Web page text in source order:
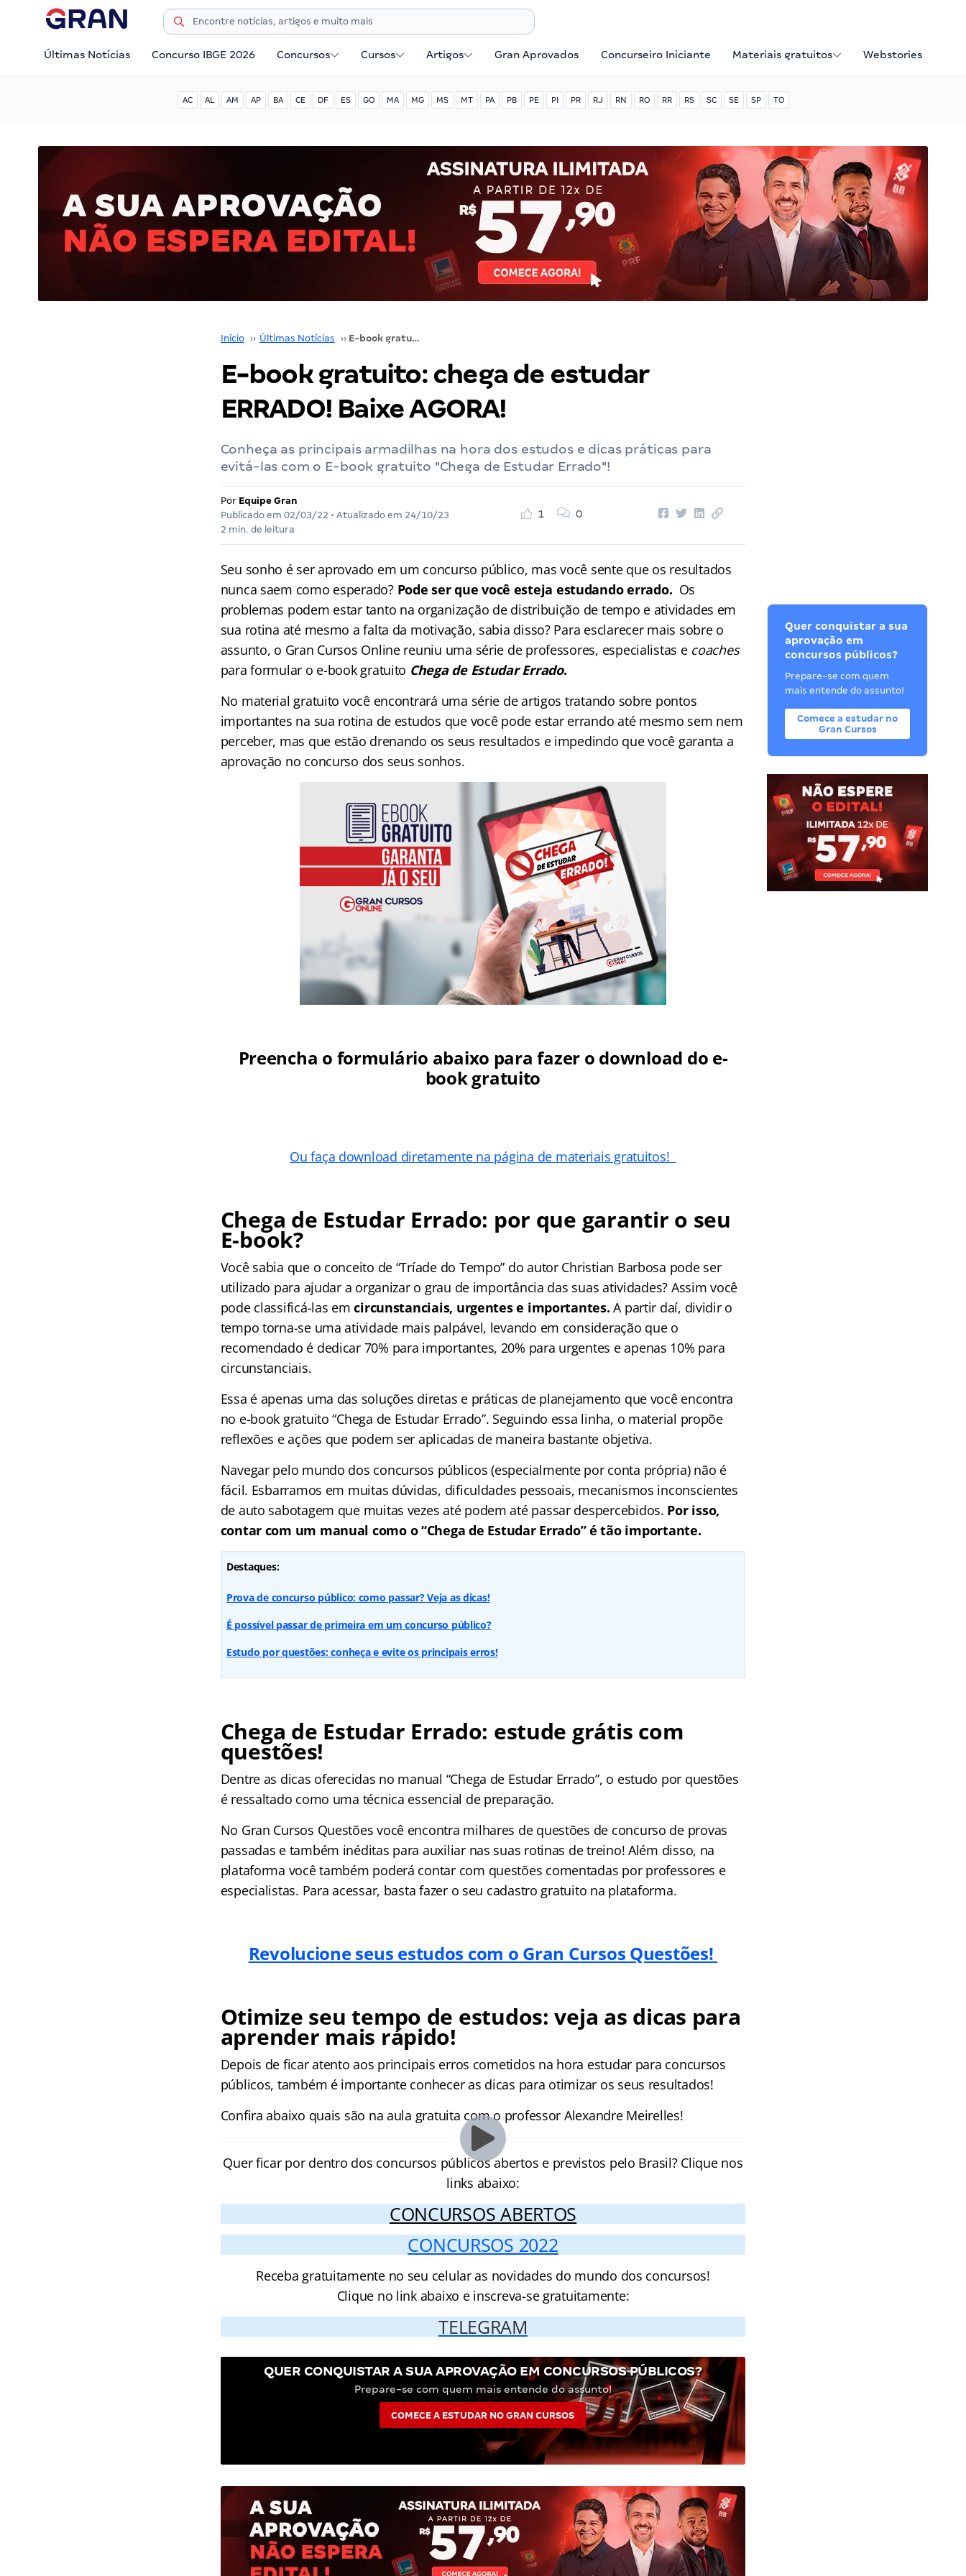
Últimas Notícias Concurso IBGE 2026 Concursos Cursos Artigos Gran Aprovados Concurseiro Iniciante Materiais gratuitos Webstories
AC AL AM AP BA CE DF ES GO MA MG MS MT PA PB PE PI PR RJ RN RO RR RS SC SE SP TO
Início ›› Últimas Notícias ›› E-book gratuito: chega de estudar ERRADO! Baixe AGORA!
E-book gratuito: chega de estudar
ERRADO! Baixe AGORA!
Conheça as principais armadilhas na hora dos estudos e dicas práticas para
evitá-las com o E-book gratuito "Chega de Estudar Errado"!
Por Equipe Gran
Publicado em 02/03/22 • Atualizado em 24/10/23
2 min. de leitura
1 0
Seu sonho é ser aprovado em um concurso público, mas você sente que os resultados
nunca saem como esperado? Pode ser que você esteja estudando errado. Os
problemas podem estar tanto na organização de distribuição de tempo e atividades em
sua rotina até mesmo a falta da motivação, sabia disso? Para esclarecer mais sobre o
assunto, o Gran Cursos Online reuniu uma série de professores, especialistas e coaches
para formular o e-book gratuito Chega de Estudar Errado.
No material gratuito você encontrará uma série de artigos tratando sobre pontos
importantes na sua rotina de estudos que você pode estar errando até mesmo sem nem
perceber, mas que estão drenando os seus resultados e impedindo que você garanta a
aprovação no concurso dos seus sonhos.
Preencha o formulário abaixo para fazer o download do e-
book gratuito
Ou faça download diretamente na página de materiais gratuitos!
Chega de Estudar Errado: por que garantir o seu
E-book?
Você sabia que o conceito de “Tríade do Tempo” do autor Christian Barbosa pode ser
utilizado para ajudar a organizar o grau de importância das suas atividades? Assim você
pode classificá-las em circunstanciais, urgentes e importantes. A partir daí, dividir o
tempo torna-se uma atividade mais palpável, levando em consideração que o
recomendado é dedicar 70% para importantes, 20% para urgentes e apenas 10% para
circunstanciais.
Essa é apenas uma das soluções diretas e práticas de planejamento que você encontra
no e-book gratuito “Chega de Estudar Errado”. Seguindo essa linha, o material propõe
reflexões e ações que podem ser aplicadas de maneira bastante objetiva.
Navegar pelo mundo dos concursos públicos (especialmente por conta própria) não é
fácil. Esbarramos em muitas dúvidas, dificuldades pessoais, mecanismos inconscientes
de auto sabotagem que muitas vezes até podem até passar despercebidos. Por isso,
contar com um manual como o “Chega de Estudar Errado” é tão importante.
Destaques:
Prova de concurso público: como passar? Veja as dicas!
É possível passar de primeira em um concurso público?
Estudo por questões: conheça e evite os principais erros!
Chega de Estudar Errado: estude grátis com
questões!
Dentre as dicas oferecidas no manual “Chega de Estudar Errado”, o estudo por questões
é ressaltado como uma técnica essencial de preparação.
No Gran Cursos Questões você encontra milhares de questões de concurso de provas
passadas e também inéditas para auxiliar nas suas rotinas de treino! Além disso, na
plataforma você também poderá contar com questões comentadas por professores e
especialistas. Para acessar, basta fazer o seu cadastro gratuito na plataforma.
Revolucione seus estudos com o Gran Cursos Questões!
Otimize seu tempo de estudos: veja as dicas para
aprender mais rápido!
Depois de ficar atento aos principais erros cometidos na hora estudar para concursos
públicos, também é importante conhecer as dicas para otimizar os seus resultados!
Confira abaixo quais são na aula gratuita com o professor Alexandre Meirelles!
Quer ficar por dentro dos concursos públicos abertos e previstos pelo Brasil? Clique nos
links abaixo:
CONCURSOS ABERTOS
CONCURSOS 2022
Receba gratuitamente no seu celular as novidades do mundo dos concursos!
Clique no link abaixo e inscreva-se gratuitamente:
TELEGRAM
QUER CONQUISTAR A SUA APROVAÇÃO EM CONCURSOS PÚBLICOS?
Prepare-se com quem mais entende do assunto!
COMECE A ESTUDAR NO GRAN CURSOS
Quer conquistar a sua
aprovação em
concursos públicos?
Prepare-se com quem
mais entende do assunto!
Comece a estudar no
Gran Cursos